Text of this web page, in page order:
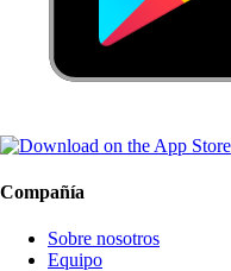
Compañía
Sobre nosotros
Equipo